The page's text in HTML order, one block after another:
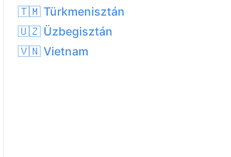
🇹🇲 Türkmenisztán
🇺🇿 Üzbegisztán
🇻🇳 Vietnam